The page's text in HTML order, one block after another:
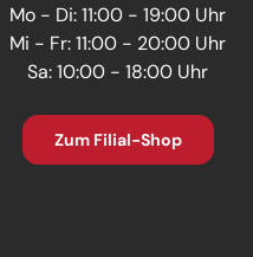
Mo - Di: 11:00 - 19:00 Uhr
Mi - Fr: 11:00 - 20:00 Uhr
Sa: 10:00 - 18:00 Uhr
Zum Filial-Shop